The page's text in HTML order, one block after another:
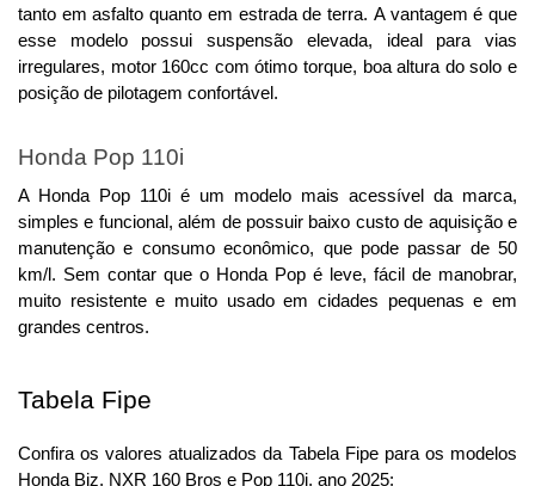
tanto em asfalto quanto em estrada de terra. A vantagem é que
esse modelo possui suspensão elevada, ideal para vias
irregulares, motor 160cc com ótimo torque, boa altura do solo e
posição de pilotagem confortável.
Honda Pop 110i
A Honda Pop 110i é um modelo mais acessível da marca,
simples e funcional, além de possuir baixo custo de aquisição e
manutenção e consumo econômico, que pode passar de 50
km/l. Sem contar que o Honda Pop é leve, fácil de manobrar,
muito resistente e muito usado em cidades pequenas e em
grandes centros.
Tabela Fipe
Confira os valores atualizados da Tabela Fipe para os modelos
Honda Biz, NXR 160 Bros e Pop 110i, ano 2025: